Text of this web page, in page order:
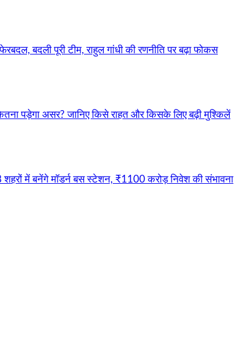
बदली पूरी टीम, राहुल गांधी की रणनीति पर बढ़ा फोकस
पड़ेगा असर? जानिए किसे राहत और किसके लिए बढ़ी मुश्किलें
में बनेंगे मॉडर्न बस स्टेशन, ₹1100 करोड़ निवेश की संभावना